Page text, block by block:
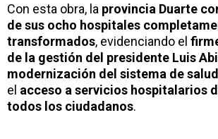
Con esta obra, la provincia Duarte
de sus ocho hospitales
transformados, evidenciando el
de la gestión del presidente Luis
modernización del sistema de
el acceso a servicios hospitalarios
todos los ciudadanos.